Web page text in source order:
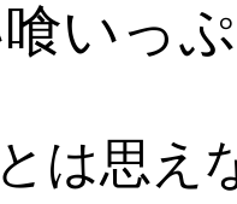
いっ
は思え